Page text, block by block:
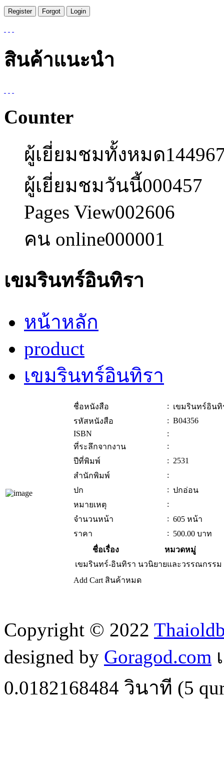
สินค้าแนะนำ
Counter
ผู้เยี่ยมชมทั้งหมด
ผู้เยี่ยมชมวันนี้000457
Pages View002606
คน online000001
เขมรินทร์อินทิรา
หน้าหลัก
product
เขมรินทร์อินทิรา
ชื่อหนังสือ : เขมรินทร์อินทิ
รหัสหนังสือ
: B04356
ISBN
:
ที่ระลึกจากงาน
:
ปีที่พิมพ์
: 2531
สำนักพิมพ์
:
ปก
: ปกอ่อน
หมายเหตุ
:
จำนวนหน้า
: 605 หน้า
ราคา
: 500.00 บาท
ชื่อเรื่อง
หมวดหมู่
เขมรินทร์-อินทิรา นวนิยายและวรรณกรรม
Add Cart สินค้าหมด
Copyright © 2022
designed by Goragod.com
0.0182168484 วินาที (5